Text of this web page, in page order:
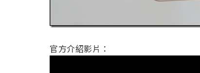
官方介紹影片：